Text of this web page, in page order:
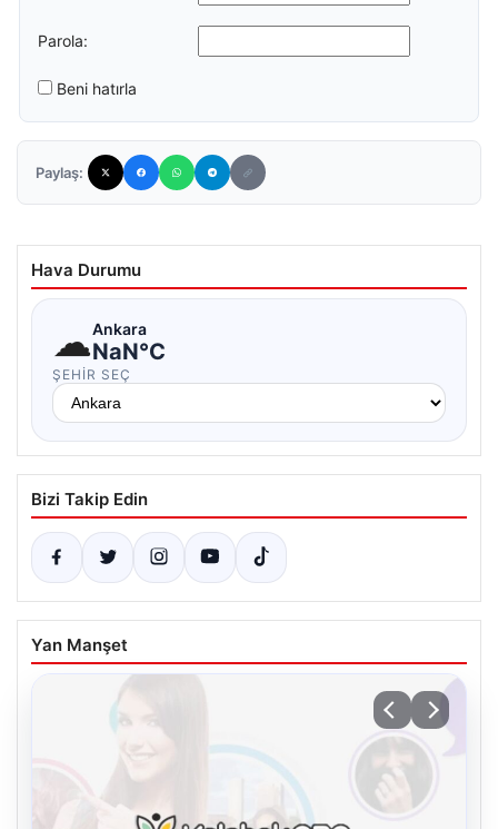
Parola:
Beni hatırla
Paylaş:
Hava Durumu
☁Ankara
NaN°C
ŞEHIR SEÇ
Bizi Takip Edin
Yan Manşet